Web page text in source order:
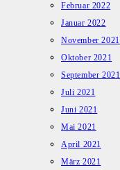
Februar 2022
Januar 2022
November 2021
Oktober 2021
September 2021
Juli 2021
Juni 2021
Mai 2021
April 2021
März 2021